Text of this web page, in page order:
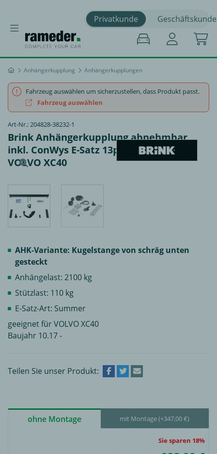
Privatkunde Geschäftskunde
Anhängerkupplung Anhängerkupplungen
Fahrzeug auswählen um sicherzustellen, dass Produkt passt.
Fahrzeug auswählen
Art-Nr.: 204828-38232-1
Brink Anhängerkupplung abnehmbar
inkl. ConWys E-Satz 13polig spezifisch -
VOLVO XC40
AHK-Variante: Kugelstange von schräg unten
gesteckt
Anhängelast: 2100 kg
Stützlast: 110 kg
E-Satz-Art: Summer
geeignet für VOLVO XC40
Baujahr 10.17 -
Teilen Sie unser Produkt:
ohne Montage mit Montage (+347,00 €)
Sie sparen 18%